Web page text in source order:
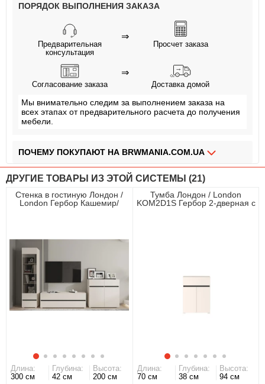
ПОРЯДОК ВЫПОЛНЕНИЯ ЗАКАЗА
Предварительная
консультация
⇒
Просчет заказа
Согласование заказа
⇒
Доставка домой
Мы внимательно следим за выполнением заказа на
всех этапах от предварительного расчета до получения
мебели.
ПОЧЕМУ ПОКУПАЮТ НА BRWMANIA.COM.UA
ДОСТАВКА ЗА 2 ДНЯ
ПЛАТИ АВАНС, А ОСТАЛЬНОЕ ПРИ ПОЛУЧЕНИИ
ДРУГИЕ ТОВАРЫ ИЗ ЭТОЙ СИСТЕМЫ (21)
Стенка в гостиную Лондон /
London Гербор Кашемир/
Длина:
300 см
Глубина:
42 см
Высота:
200 см
Тумба Лондон / London
KOM2D1S Гербор 2-дверная с
Длина:
70 см
Глубина:
38 см
Высота:
94 см